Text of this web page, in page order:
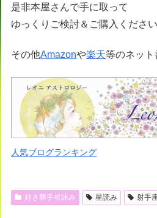
是非本屋さんで手に取って
ゆっくりご検討＆ご購入ください
その他Amazonや楽天等のネット
人気ブログランキング
好き勝手星詠み 星読み 射手